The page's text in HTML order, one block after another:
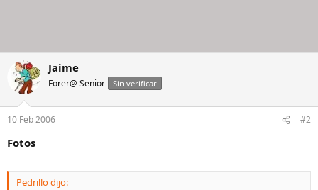
Jaime
Forer@ Senior Sin verificar
10 Feb 2006 #2
Fotos
Pedrillo dijo: